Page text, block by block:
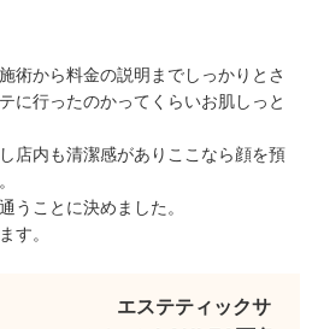
術から料金の説明までしっかりとさ
に行ったのかってくらいお肌しっと
店内も清潔感がありここなら顔を預
うことに決めました。
す。
エステティックサ